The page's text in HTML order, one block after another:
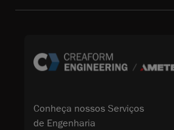
Conheça nossos Serviços
de Engenharia